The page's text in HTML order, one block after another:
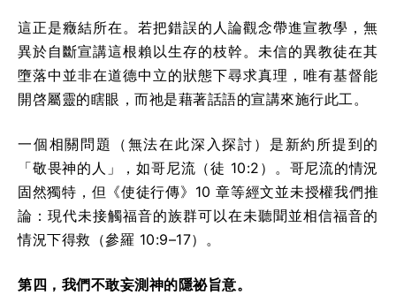
這正是癥結所在。若把錯誤的人論觀念帶進宣教學，無
異於自斷宣講這根賴以生存的枝幹。未信的異教徒在其
墮落中並非在道德中立的狀態下尋求真理，唯有基督能
開啓屬靈的瞎眼，而祂是藉著話語的宣講來施行此工。
一個相關問題（無法在此深入探討）是新約所提到的
「敬畏神的人」，如哥尼流（徒 10:2）。哥尼流的情況
固然獨特，但《使徒行傳》10 章等經文並未授權我們推
論：現代未接觸福音的族群可以在未聽聞並相信福音的
情況下得救（參羅 10:9–17）。
第四，我們不敢妄測神的隱祕旨意。